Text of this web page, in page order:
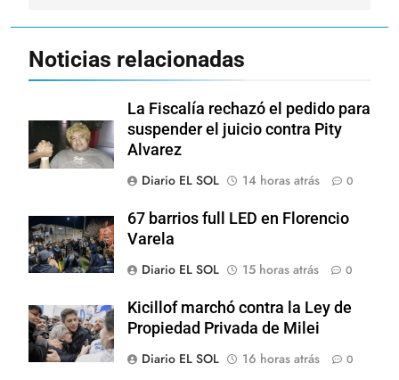
Noticias relacionadas
La Fiscalía rechazó el pedido para
suspender el juicio contra Pity
Alvarez
Diario EL SOL
14 horas atrás 0
67 barrios full LED en Florencio
Varela
Diario EL SOL
15 horas atrás 0
Kicillof marchó contra la Ley de
Propiedad Privada de Milei
Diario EL SOL
16 horas atrás 0